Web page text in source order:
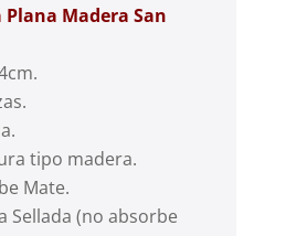
Plana Madera San
tipo madera.
Mate.
Sellada (no absorbe